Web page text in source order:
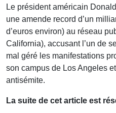
Le président américain
une amende record d’un
d’euros environ) au réseau
California), accusant l’un de
mal géré les manifestations
son campus de Los Angeles
antisémite.
La suite de cet article est